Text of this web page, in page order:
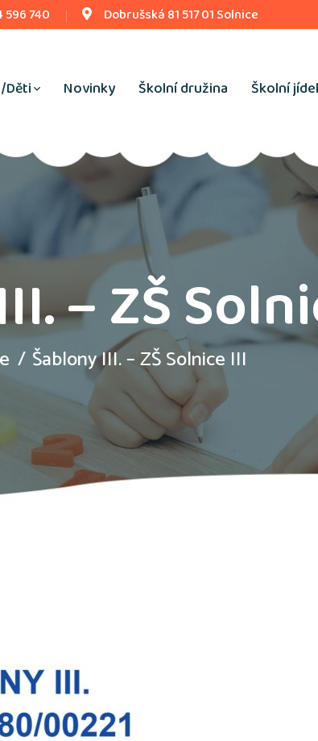
596 740 Dobrušská 81 517 01 Solnice
Děti Novinky Školní družina Školní
– ZŠ
Šablony III. – ZŠ Solnice III